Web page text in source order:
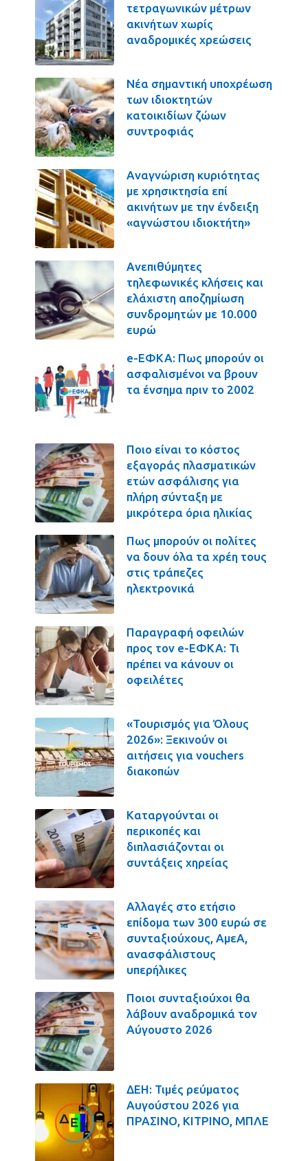
τετραγωνικών μέτρων
ακινήτων χωρίς
αναδρομικές χρεώσεις
Νέα σημαντική υποχρέωση
των ιδιοκτητών
κατοικιδίων ζώων
συντροφιάς
Αναγνώριση κυριότητας
με χρησικτησία επί
ακινήτων με την ένδειξη
«αγνώστου ιδιοκτήτη»
Ανεπιθύμητες
τηλεφωνικές κλήσεις και
ελάχιστη αποζημίωση
συνδρομητών με 10.000
ευρώ
e-ΕΦΚΑ: Πως μπορούν οι
ασφαλισμένοι να βρουν
τα ένσημα πριν το 2002
Ποιο είναι το κόστος
εξαγοράς πλασματικών
ετών ασφάλισης για
πλήρη σύνταξη με
μικρότερα όρια ηλικίας
Πως μπορούν οι πολίτες
να δουν όλα τα χρέη τους
στις τράπεζες
ηλεκτρονικά
Παραγραφή οφειλών
προς τον e-ΕΦΚΑ: Τι
πρέπει να κάνουν οι
οφειλέτες
«Τουρισμός για Όλους
2026»: Ξεκινούν οι
αιτήσεις για vouchers
διακοπών
Καταργούνται οι
περικοπές και
διπλασιάζονται οι
συντάξεις χηρείας
Αλλαγές στο ετήσιο
επίδομα των 300 ευρώ σε
συνταξιούχους, ΑμεΑ,
ανασφάλιστους
υπερήλικες
Ποιοι συνταξιούχοι θα
λάβουν αναδρομικά τον
Αύγουστο 2026
ΔΕΗ: Τιμές ρεύματος
Αυγούστου 2026 για
ΠΡΑΣΙΝΟ, ΚΙΤΡΙΝΟ, ΜΠΛΕ